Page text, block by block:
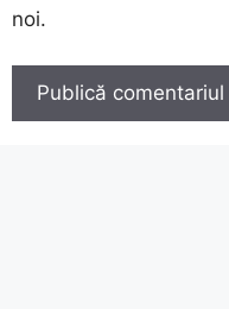
noi.